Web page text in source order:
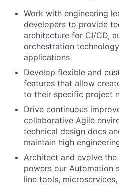
Work with engineering
developers to provide
architecture for CI/CD,
orchestration
applications
Develop flexible and
features that allow
to their specific project
Drive continuous
collaborative Agile
technical design docs
maintain high
Architect and evolve
powers our Automation
line tools,